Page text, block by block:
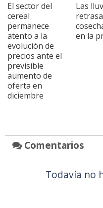
El sector del
cereal
permanece
atento a la
evolución de
precios ante el
previsible
aumento de
oferta en
diciembre
Las
en la
Comentarios
Todavía no